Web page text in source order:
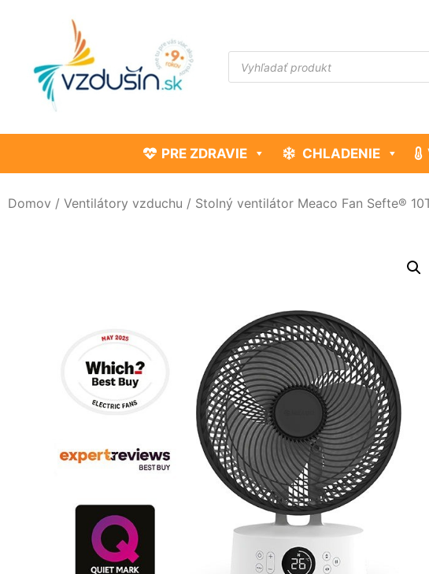
PRE ZDRAVIE CHLADENIE
Domov / Ventilátory vzduchu / Stolný ventilátor Meaco Fan Sefte®